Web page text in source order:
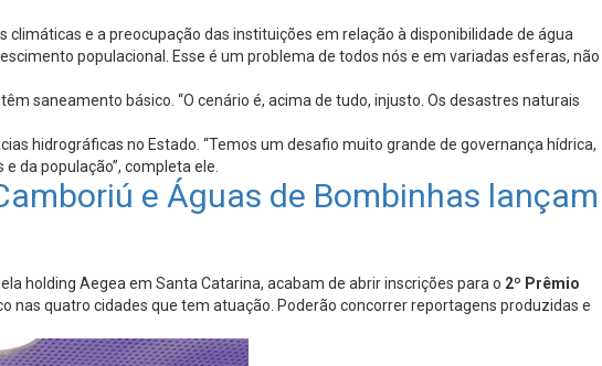
e a preocupação das instituições em relação à disponibilidade de água
populacional. Esse é um problema de todos nós e em variadas esferas, não
saneamento básico. “O cenário é, acima de tudo, injusto. Os desastres naturais
hidrográficas no Estado. “Temos um desafio muito grande de governança hídrica,
da população”, completa ele.
e Águas de Bombinhas lançam
holding Aegea em Santa Catarina, acabam de abrir inscrições para o 2º Prêmio
nas quatro cidades que tem atuação. Poderão concorrer reportagens produzidas e